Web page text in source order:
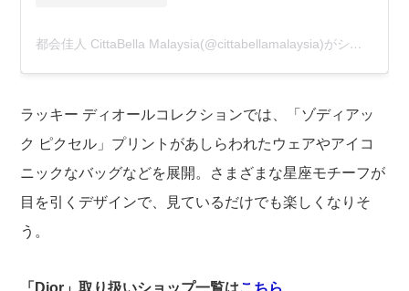
都会佳人 CittaBella Malaysia(@cittabellamalaysia)がシェアした投稿
ラッキー ディオールコレクションでは、「ゾディアッ
ク ピクセル」プリントがあしらわれたウェアやアイコ
ニックなバッグなどを展開。さまざまな星座モチーフが
目を引くデザインで、見ているだけでも楽しくなりそ
う。